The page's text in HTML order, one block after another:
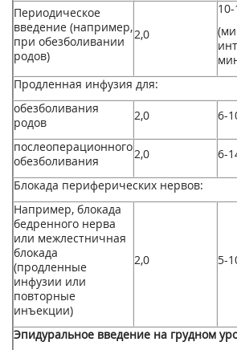
Периодическое
введение (например,
при обезболивании
родов)
2,0
Продленная инфузия для:
обезболивания
родов
2,0 6-
послеоперационного
обезболивания
2,0 6-
Блокада периферическиx нервов:
Например, блокада
бедренного нерва
или межлестничная
блокада
(продленные
инфузии или
повторные
инъекции)
2,0 5-
Эпидуральное введение на грудном